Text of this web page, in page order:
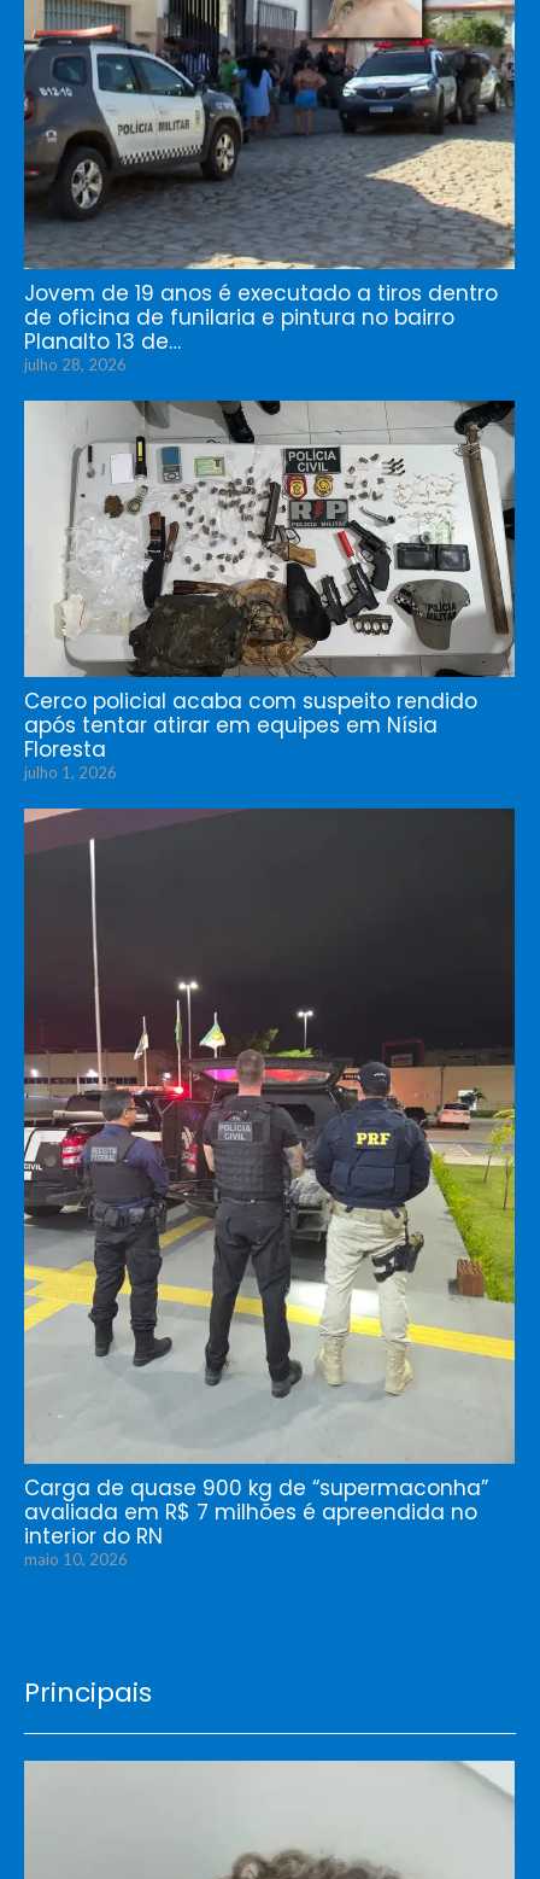
Jovem de 19 anos é executado a tiros dentro
de oficina de funilaria e pintura no bairro
Planalto 13 de…
julho 28, 2026
Cerco policial acaba com suspeito rendido
após tentar atirar em equipes em Nísia
Floresta
julho 1, 2026
Carga de quase 900 kg de “supermaconha”
avaliada em R$ 7 milhões é apreendida no
interior do RN
maio 10, 2026
Principais